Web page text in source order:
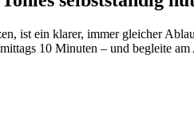
ist ein klarer, immer gleicher
10 Minuten – und begleite